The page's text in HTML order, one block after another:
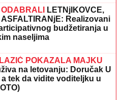
LETNjIKOVCE,
ASFALTIRANjE: Realizovani
budžetiranja u
naseljima
POKAZALA MAJKU
na letovanju: Doručak U
a tek da vidite voditeljku u